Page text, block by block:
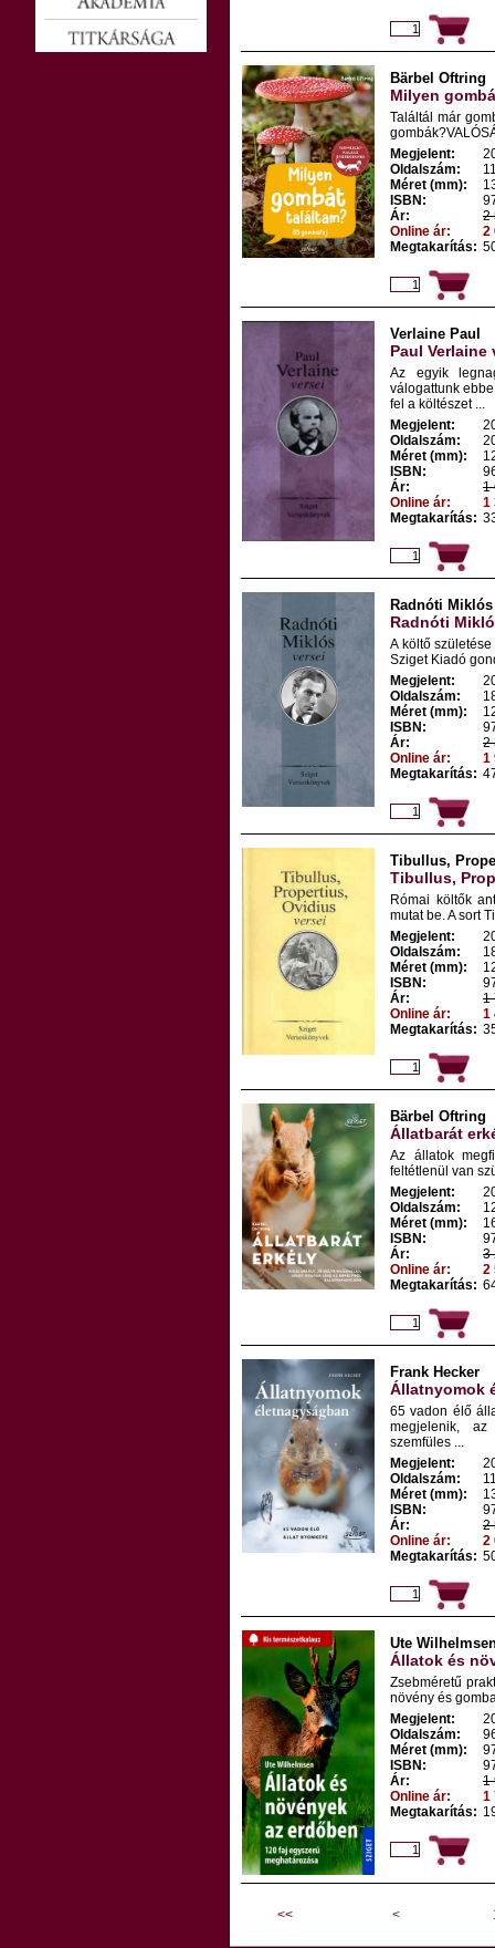
Bärbel Oftring
Milyen
Találtál már
Megjelent:
Oldalszám:
Méret (mm):
ISBN:
Ár:
2
Online ár:
2
Megtakarítás:
Verlaine Paul
Paul Verlaine
Az egyik
válogattunk
fel a költészet ...
Megjelent:
Oldalszám:
Méret (mm):
ISBN:
Ár:
1
Online ár:
1
Megtakarítás:
Radnóti Miklós
Radnóti
A költő
Sziget Kiadó
Megjelent:
Oldalszám:
Méret (mm):
ISBN:
Ár:
2
Online ár:
1
Megtakarítás:
Tibullus,
Tibullus,
Római költők
mutat be. A sort
Megjelent:
Oldalszám:
Méret (mm):
ISBN:
Ár:
1
Online ár:
1
Megtakarítás:
Bärbel Oftring
Állatbarát
Az állatok
feltétlenül van
Megjelent:
Oldalszám:
Méret (mm):
ISBN:
Ár:
3
Online ár:
2
Megtakarítás:
Frank Hecker
Állatnyomok
65 vadon élő
megjelenik,
szemfüles ...
Megjelent:
Oldalszám:
Méret (mm):
ISBN:
Ár:
2
Online ár:
2
Megtakarítás:
Ute
Állatok és
Zsebméretű
növény és
Megjelent:
Oldalszám:
Méret (mm):
ISBN:
Ár:
1
Online ár:
1
Megtakarítás:
<< <